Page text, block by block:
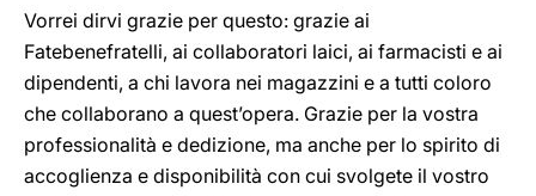
Vorrei dirvi grazie per questo: grazie ai
Fatebenefratelli, ai collaboratori laici, ai farmacisti e ai
dipendenti, a chi lavora nei magazzini e a tutti coloro
che collaborano a quest’opera. Grazie per la vostra
professionalità e dedizione, ma anche per lo spirito di
accoglienza e disponibilità con cui svolgete il vostro